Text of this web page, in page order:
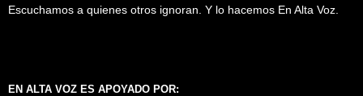
Escuchamos a quienes otros ignoran. Y lo hacemos En Alta Voz.
EN ALTA VOZ ES APOYADO POR: